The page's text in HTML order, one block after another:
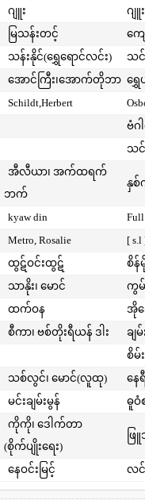
ဂျူး ဂျူ
မြသန်းတင့် ကျ
သန်းနိုင်(ရွှေရောင်လင်း) သင်
အောင်ကြီး၊အောက်တိုဘာ ရွှေ
Schildt,Herbert
ဗံ
သင်
အီလီယာ၊ အက်ထရက်
ဘက်
နှစ်
kyaw din Full
Metro, Rosalie [ s.l
ထွဋ်ဝင်းထွဋ် စိန်
သာနိုး၊ မောင် ကွမ်
ထက်ဝန အိုအ
စီကာ၊ ဗစ်တိုးရီယန် ဒါး ချ
စိမ်
သစ်လွင်၊ မောင်(လူထု) န
မင်းချမ်းမွန် ဓူဝံ
ကိုကို၊ ဒေါက်တာ
(စိုက်ပျိုးရေး)
ဖ
နေဝင်းမြင့် လင်